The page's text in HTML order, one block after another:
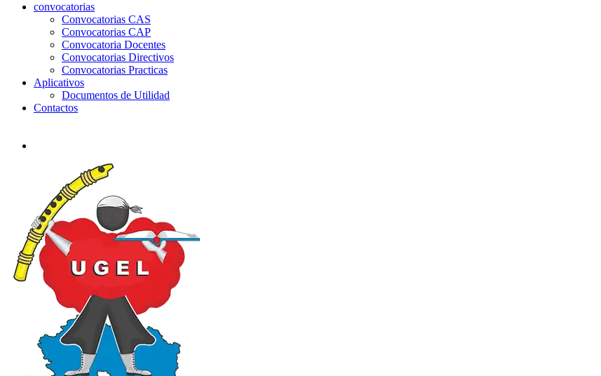
convocatorias
Convocatorias CAS
Convocatorias CAP
Convocatoria Docentes
Convocatorias Directivos
Convocatorias Practicas
Aplicativos
Documentos de Utilidad
Contactos